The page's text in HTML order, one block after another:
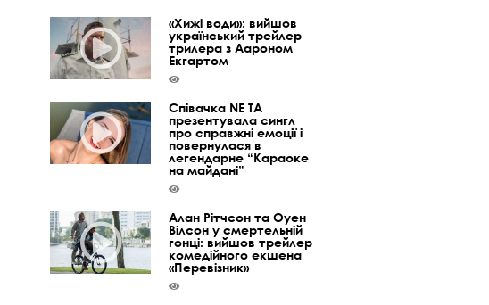
«Хижі води»: вийшов
український трейлер
трилера з Аароном
Екгартом
Співачка NE TA
презентувала сингл
про справжні емоції і
повернулася в
легендарне “Караоке
на майдані”
Алан Рітчсон та Оуен
Вілсон у смертельній
гонці: вийшов трейлер
комедійного екшена
«Перевізник»